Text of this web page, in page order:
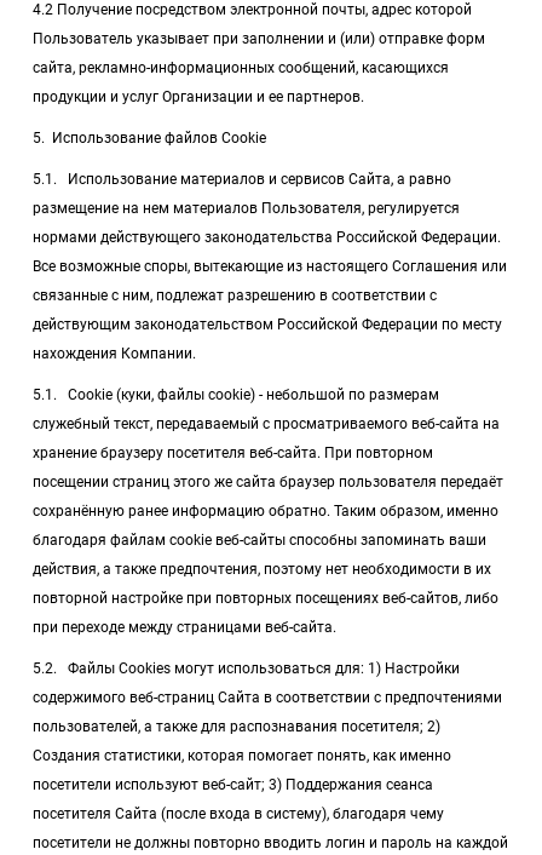
4.2 Получение посредством электронной почты, адрес которой
Пользователь указывает при заполнении и (или) отправке форм
сайта, рекламно-информационных сообщений, касающихся
продукции и услуг Организации и ее партнеров.
5. Использование файлов Cookie
5.1. Использование материалов и сервисов Сайта, а равно
размещение на нем материалов Пользователя, регулируется
нормами действующего законодательства Российской Федерации.
Все возможные споры, вытекающие из настоящего Соглашения или
связанные с ним, подлежат разрешению в соответствии с
действующим законодательством Российской Федерации по месту
нахождения Компании.
5.1. Cookie (куки, файлы cookie) - небольшой по размерам
служебный текст, передаваемый с просматриваемого веб-сайта на
хранение браузеру посетителя веб-сайта. При повторном
посещении страниц этого же сайта браузер пользователя передаёт
сохранённую ранее информацию обратно. Таким образом, именно
благодаря файлам cookie веб-сайты способны запоминать ваши
действия, а также предпочтения, поэтому нет необходимости в их
повторной настройке при повторных посещениях веб-сайтов, либо
при переходе между страницами веб-сайта.
5.2. Файлы Cookies могут использоваться для: 1) Настройки
содержимого веб-страниц Сайта в соответствии с предпочтениями
пользователей, а также для распознавания посетителя; 2)
Создания статистики, которая помогает понять, как именно
посетители используют веб-сайт; 3) Поддержания сеанса
посетителя Сайта (после входа в систему), благодаря чему
посетители не должны повторно вводить логин и пароль на каждой